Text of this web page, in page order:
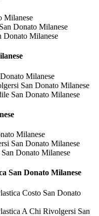
Milanese
Donato Milanese
Donato Milanese
Milanese
San Donato Milanese
San Donato Milanese
Milanese
San Donato Milanese
Donato Milanese
San Donato Milanese
Costo San Donato
A Chi Rivolgersi San